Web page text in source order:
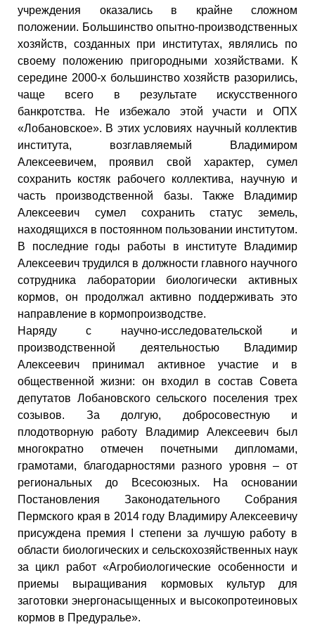
учреждения оказались в крайне сложном
положении. Большинство опытно-производственных
хозяйств, созданных при институтах, являлись по
своему положению пригородными хозяйствами. К
середине 2000-х большинство хозяйств разорились,
чаще всего в результате искусственного
банкротства. Не избежало этой участи и ОПХ
«Лобановское». В этих условиях научный коллектив
института, возглавляемый Владимиром
Алексеевичем, проявил свой характер, сумел
сохранить костяк рабочего коллектива, научную и
часть производственной базы. Также Владимир
Алексеевич сумел сохранить статус земель,
находящихся в постоянном пользовании институтом.
В последние годы работы в институте Владимир
Алексеевич трудился в должности главного научного
сотрудника лаборатории биологически активных
кормов, он продолжал активно поддерживать это
направление в кормопроизводстве.
Наряду с научно-исследовательской и
производственной деятельностью Владимир
Алексеевич принимал активное участие и в
общественной жизни: он входил в состав Совета
депутатов Лобановского сельского поселения трех
созывов. За долгую, добросовестную и
плодотворную работу Владимир Алексеевич был
многократно отмечен почетными дипломами,
грамотами, благодарностями разного уровня – от
региональных до Всесоюзных. На основании
Постановления Законодательного Собрания
Пермского края в 2014 году Владимиру Алексеевичу
присуждена премия I степени за лучшую работу в
области биологических и сельскохозяйственных наук
за цикл работ «Агробиологические особенности и
приемы выращивания кормовых культур для
заготовки энергонасыщенных и высокопротеиновых
кормов в Предуралье».